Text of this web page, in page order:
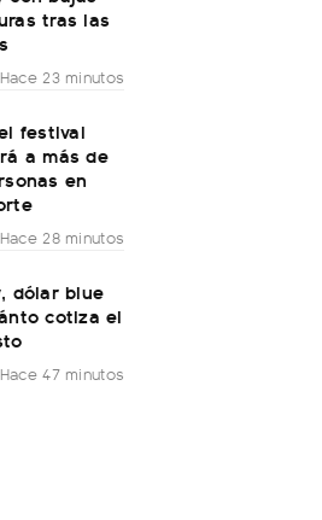
tras las
Hace 23 minutos
festival
a más de
en
Hace 28 minutos
dólar blue
cotiza el
Hace 47 minutos